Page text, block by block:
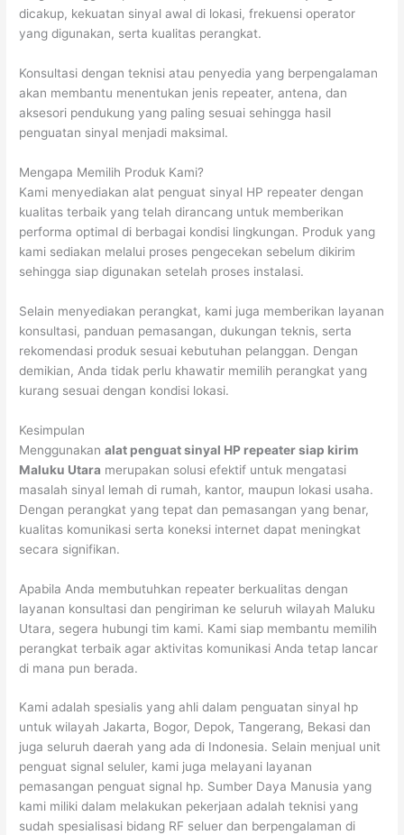
dicakup, kekuatan sinyal awal di lokasi, frekuensi operator
yang digunakan, serta kualitas perangkat.
Konsultasi dengan teknisi atau penyedia yang berpengalaman
akan membantu menentukan jenis repeater, antena, dan
aksesori pendukung yang paling sesuai sehingga hasil
penguatan sinyal menjadi maksimal.
Mengapa Memilih Produk Kami?
Kami menyediakan alat penguat sinyal HP repeater dengan
kualitas terbaik yang telah dirancang untuk memberikan
performa optimal di berbagai kondisi lingkungan. Produk yang
kami sediakan melalui proses pengecekan sebelum dikirim
sehingga siap digunakan setelah proses instalasi.
Selain menyediakan perangkat, kami juga memberikan layanan
konsultasi, panduan pemasangan, dukungan teknis, serta
rekomendasi produk sesuai kebutuhan pelanggan. Dengan
demikian, Anda tidak perlu khawatir memilih perangkat yang
kurang sesuai dengan kondisi lokasi.
Kesimpulan
Menggunakanalat penguat sinyal HP repeater siap kirim
Maluku Utara merupakan solusi efektif untuk mengatasi
masalah sinyal lemah di rumah, kantor, maupun lokasi usaha.
Dengan perangkat yang tepat dan pemasangan yang benar,
kualitas komunikasi serta koneksi internet dapat meningkat
secara signifikan.
Apabila Anda membutuhkan repeater berkualitas dengan
layanan konsultasi dan pengiriman ke seluruh wilayah Maluku
Utara, segera hubungi tim kami. Kami siap membantu memilih
perangkat terbaik agar aktivitas komunikasi Anda tetap lancar
di mana pun berada.
Kami adalah spesialis yang ahli dalam penguatan sinyal hp
untuk wilayah Jakarta, Bogor, Depok, Tangerang, Bekasi dan
juga seluruh daerah yang ada di Indonesia. Selain menjual unit
penguat signal seluler, kami juga melayani layanan
pemasangan penguat signal hp. Sumber Daya Manusia yang
kami miliki dalam melakukan pekerjaan adalah teknisi yang
sudah spesialisasi bidang RF seluer dan berpengalaman di